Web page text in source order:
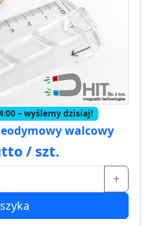
– wyślemy dzisiaj!
walcowy
/ szt.
+